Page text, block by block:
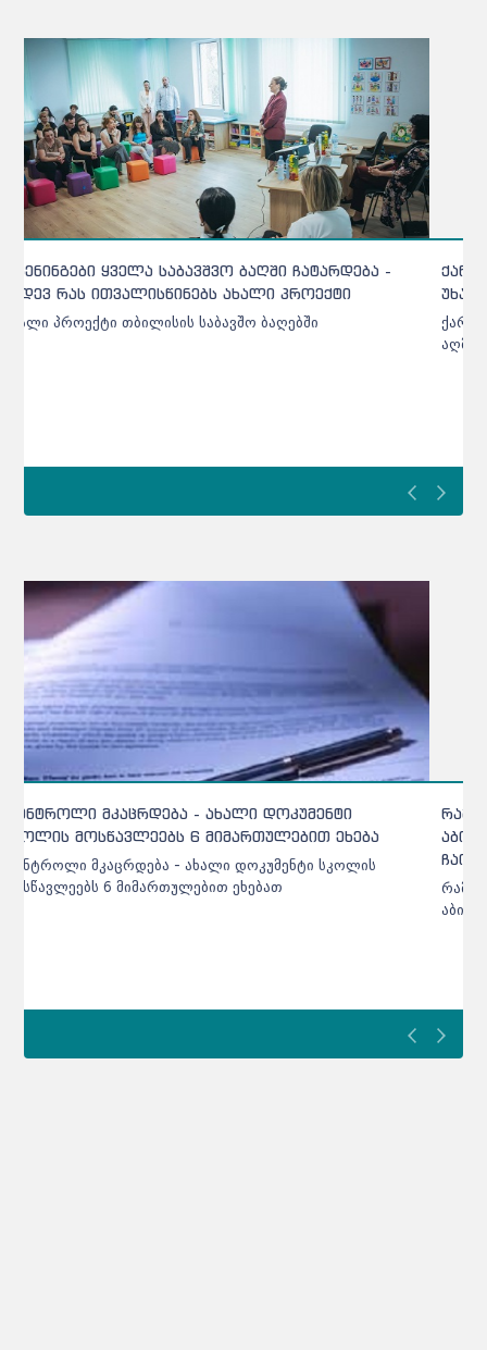
ქარელის საბავშვო ბაღებში შეტანილი ხორცი
უხარისხო აღმოჩნდა - დეტალები
ქარელის საბავშვო ბაღებში შეტანილი ხორცი უხარისხო
რამდენპროცენტიანი ბარიერი უნდა გადალახოს
აბიტურიენტმა პროფესიულ პროგრამაზე რომ
ჩაირიცხოს
რამდენპროცენტიანი ბარიერი უნდა გადალახოს
აბიტურიენტმა პროფესიულ პროგრამაზე რომ ჩაირიცხოს